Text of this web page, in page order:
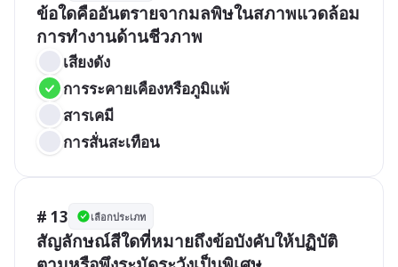
ข้อใดคืออันตรายจากมลพิษในสภาพแวดล้อม
เสียงดัง
การระคายเคืองหรือภูมิแพ้
สารเคมี
การสั่นสะเทือน
# 13 เลือกประเภท
สัญลักษณ์สีใดที่หมายถึงข้อบังคับให้ปฏิบัติ